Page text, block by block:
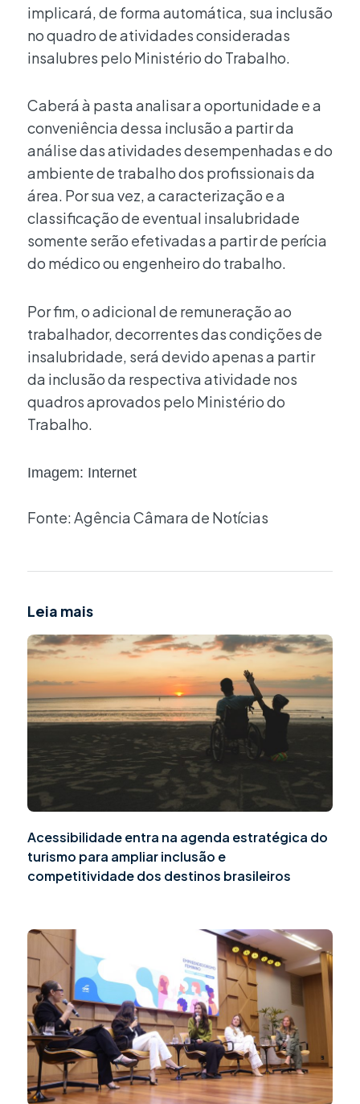
implicará, de forma automática, sua inclusão
no quadro de atividades consideradas
insalubres pelo Ministério do Trabalho.
Caberá à pasta analisar a oportunidade e a
conveniência dessa inclusão a partir da
análise das atividades desempenhadas e do
ambiente de trabalho dos profissionais da
área. Por sua vez, a caracterização e a
classificação de eventual insalubridade
somente serão efetivadas a partir de perícia
do médico ou engenheiro do trabalho.
Por fim, o adicional de remuneração ao
trabalhador, decorrentes das condições de
insalubridade, será devido apenas a partir
da inclusão da respectiva atividade nos
quadros aprovados pelo Ministério do
Trabalho.
Imagem: Internet
Fonte: Agência Câmara de Notícias
Leia mais
Acessibilidade entra na agenda estratégica do
turismo para ampliar inclusão e
competitividade dos destinos brasileiros